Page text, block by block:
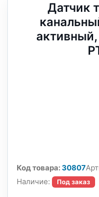
Датчик
активный,
Код товара:30807
Наличие:
Под заказ